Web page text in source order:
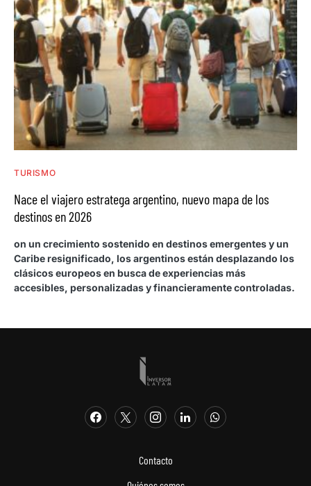
TURISMO
Nace el viajero estratega argentino, nuevo mapa de los
destinos en 2026
on un crecimiento sostenido en destinos emergentes y un
Caribe resignificado, los argentinos están desplazando los
clásicos europeos en busca de experiencias más
accesibles, personalizadas y financieramente controladas.
Contacto